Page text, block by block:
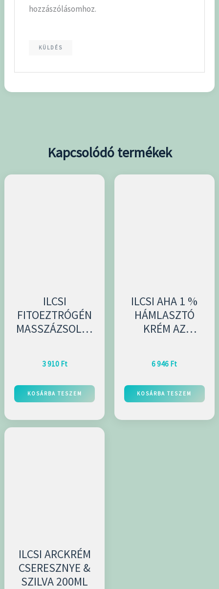
hozzászólásomhoz.
Kapcsolódó termékek
ILCSI
FITOEZTRÓGÉN
MASSZÁZSOLAJ
3 910 Ft
KOSÁRBA TESZEM
ILCSI AHA 1 %
HÁMLASZTÓ
KRÉM AZ
6 946 Ft
KOSÁRBA TESZEM
ILCSI ARCKRÉM
CSERESZNYE &
SZILVA 200ML